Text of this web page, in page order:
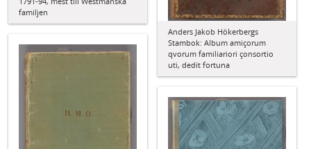
familjen
Anders Jakob Hökerbergs
Stambok: Album amiçorum
qvorum familiariori çonsortio
uti, dedit fortuna